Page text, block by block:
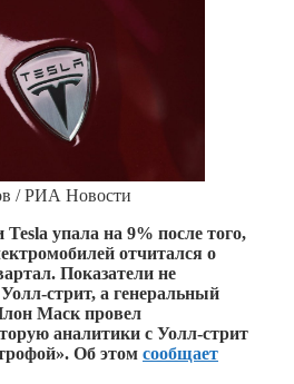
/ РИА Новости
упала на 9% после того,
отчитался о
Показатели не
стрит, а генеральный
Маск провел
аналитики с Уолл-стрит
Об этом сообщает